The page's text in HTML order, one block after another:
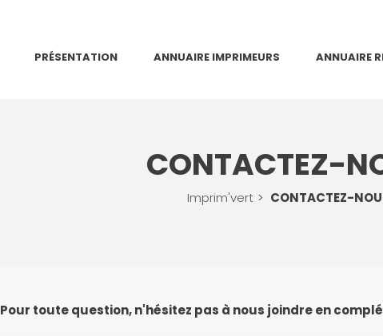
PRÉSENTATION ANNUAIRE IMPRIMEURS ANNUAIRE
CONTACTEZ-
Imprim'vert CONTACTEZ-
Pour toute question, n'hésitez pas à nous joindre en